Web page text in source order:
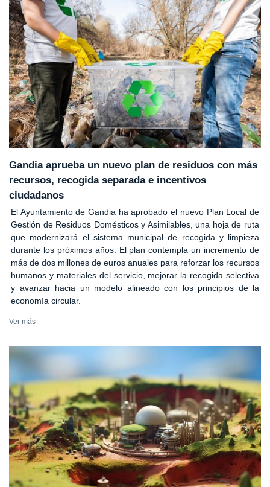
Gandia aprueba un nuevo plan de residuos con más
recursos, recogida separada e incentivos
ciudadanos
El Ayuntamiento de Gandia ha aprobado el nuevo Plan Local de
Gestión de Residuos Domésticos y Asimilables, una hoja de ruta
que modernizará el sistema municipal de recogida y limpieza
durante los próximos años. El plan contempla un incremento de
más de dos millones de euros anuales para reforzar los recursos
humanos y materiales del servicio, mejorar la recogida selectiva
y avanzar hacia un modelo alineado con los principios de la
economía circular.
Ver más